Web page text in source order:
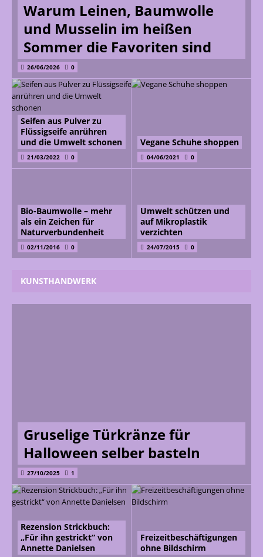
Warum Leinen, Baumwolle
und Musselin im heißen
Sommer die Favoriten sind
26/06/2026 0
Seifen aus Pulver zu
Flüssigseife anrühren
und die Umwelt schonen
21/03/2022 0
Vegane Schuhe shoppen
04/06/2021 0
Bio-Baumwolle – mehr
als ein Zeichen für
Naturverbundenheit
02/11/2016 0
Umwelt schützen und
auf Mikroplastik
verzichten
24/07/2015 0
KUNSTHANDWERK
Gruselige Türkränze für
Halloween selber basteln
27/10/2025 1
Rezension Strickbuch:
„Für ihn gestrickt“ von
Annette Danielsen
Freizeitbeschäftigungen
ohne Bildschirm